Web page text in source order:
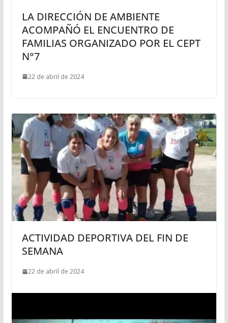
LA DIRECCIÓN DE AMBIENTE
ACOMPAÑÓ EL ENCUENTRO DE
FAMILIAS ORGANIZADO POR EL CEPT
N°7
22 de abril de 2024
ACTIVIDAD DEPORTIVA DEL FIN DE
SEMANA
22 de abril de 2024